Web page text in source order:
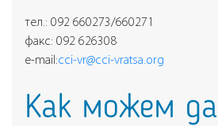
тел.: 092 660273/660271
факс: 092 626308
e-mail:cci-vr@cci-vratsa.org
Как можем да